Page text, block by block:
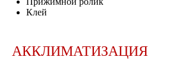
Клей
АККЛИМАТИЗАЦИЯ